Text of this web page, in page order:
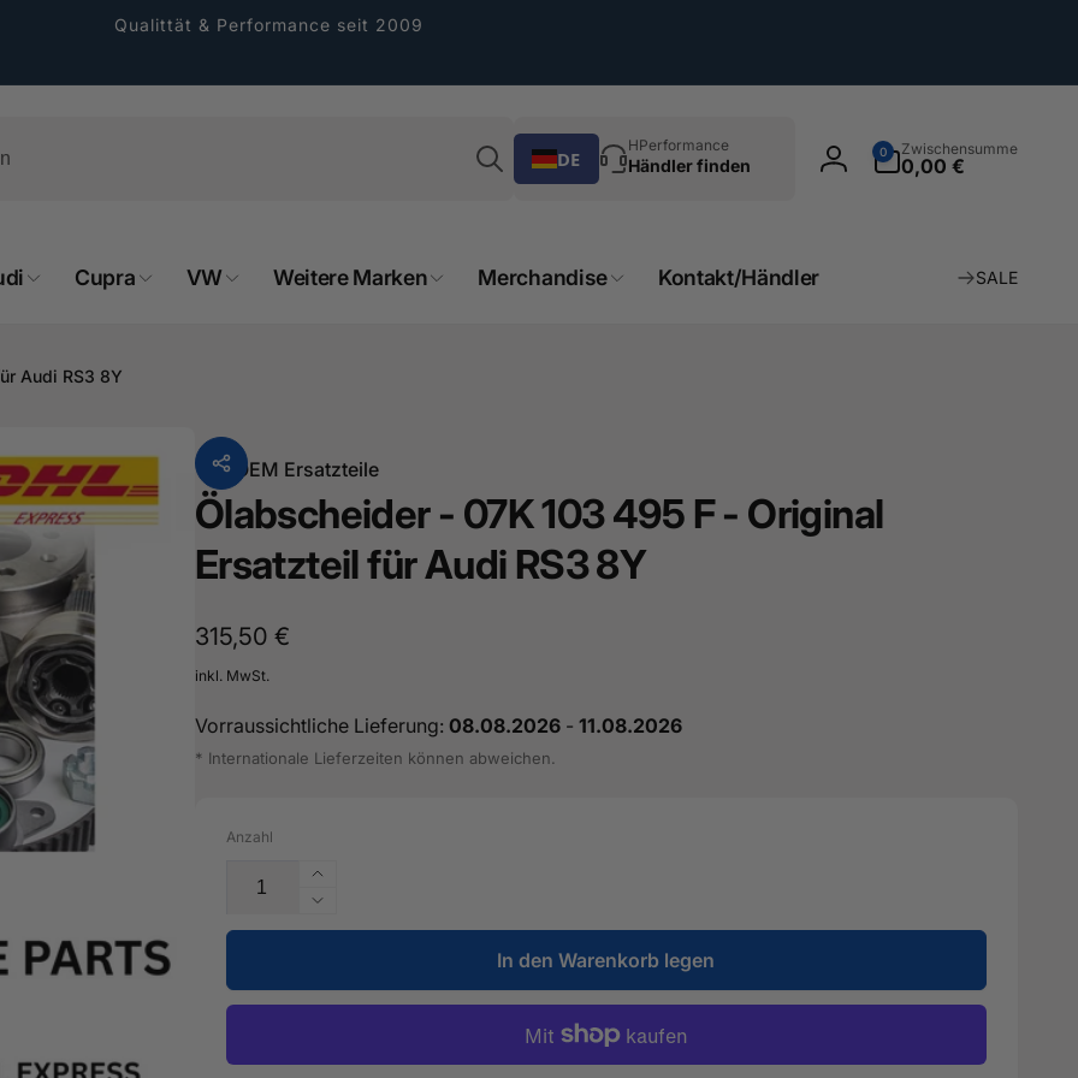
Qualittät & Performance seit 2009
Suchen
DE
HPerformance
Händler finden Einloggen
0
Artikel
Zwischensumme
0,00 €
Cupra VW Weitere Marken Merchandise Kontakt/Händler SALE
Audi RS3 8Y
VonOEM Ersatzteile
Ölabscheider - 07K 103 495 F - Original
Ersatzteil für Audi RS3 8Y
Normaler
Preis
315,50 €
inkl. MwSt.
Vorraussichtliche Lieferung: 08.08.2026- 11.08.2026
* Internationale Lieferzeiten können abweichen.
Anzahl
Erhöhe
die
Menge
Ölabscheider
-
103
Verringere
die
für
Ölabscheider
07K
In den Warenkorb legen
GmbH